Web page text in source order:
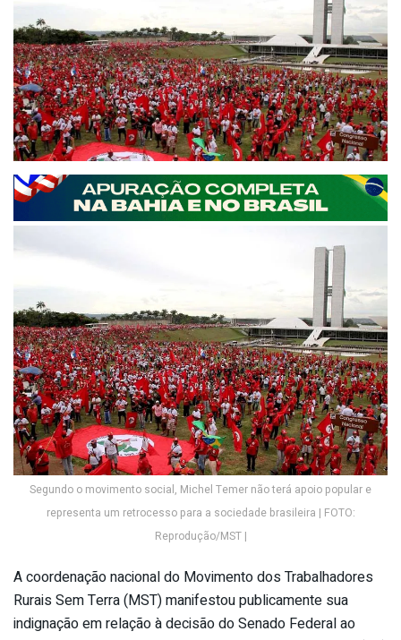
Segundo o movimento social, Michel Temer não terá apoio popular e
representa um retrocesso para a sociedade brasileira | FOTO:
Reprodução/MST |
A coordenação nacional do Movimento dos Trabalhadores
Rurais Sem Terra (MST) manifestou publicamente sua
indignação em relação à decisão do Senado Federal ao